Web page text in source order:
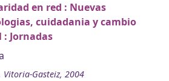
en red : Nuevas
cuidadania y cambio
: Jornadas
Vitoria-Gasteiz, 2004